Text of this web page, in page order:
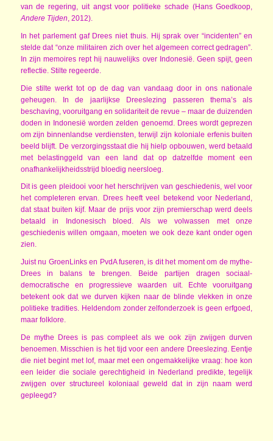
van de regering, uit angst voor politieke schade (Hans Goedkoop,
Andere Tijden , 2012).
In het parlement gaf Drees niet thuis. Hij sprak over “incidenten” en
stelde dat “onze militairen zich over het algemeen correct gedragen”.
In zijn memoires rept hij nauwelijks over Indonesië. Geen spijt, geen
reflectie. Stilte regeerde.
Die stilte werkt tot op de dag van vandaag door in ons nationale
geheugen. In de jaarlijkse Dreeslezing passeren thema’s als
beschaving, vooruitgang en solidariteit de revue – maar de duizenden
doden in Indonesië worden zelden genoemd. Drees wordt geprezen
om zijn binnenlandse verdiensten, terwijl zijn koloniale erfenis buiten
beeld blijft. De verzorgingsstaat die hij hielp opbouwen, werd betaald
met belastinggeld van een land dat op datzelfde moment een
onafhankelijkheidsstrijd bloedig neersloeg.
Dit is geen pleidooi voor het herschrijven van geschiedenis, wel voor
het completeren ervan. Drees heeft veel betekend voor Nederland,
dat staat buiten kijf. Maar de prijs voor zijn premierschap werd deels
betaald in Indonesisch bloed. Als we volwassen met onze
geschiedenis willen omgaan, moeten we ook deze kant onder ogen
zien.
Juist nu GroenLinks en PvdA fuseren, is dit het moment om de mythe-
Drees in balans te brengen. Beide partijen dragen sociaal-
democratische en progressieve waarden uit. Echte vooruitgang
betekent ook dat we durven kijken naar de blinde vlekken in onze
politieke tradities. Heldendom zonder zelfonderzoek is geen erfgoed,
maar folklore.
De mythe Drees is pas compleet als we ook zijn zwijgen durven
benoemen. Misschien is het tijd voor een andere Dreeslezing. Eentje
die niet begint met lof, maar met een ongemakkelijke vraag: hoe kon
een leider die sociale gerechtigheid in Nederland predikte, tegelijk
zwijgen over structureel koloniaal geweld dat in zijn naam werd
gepleegd?